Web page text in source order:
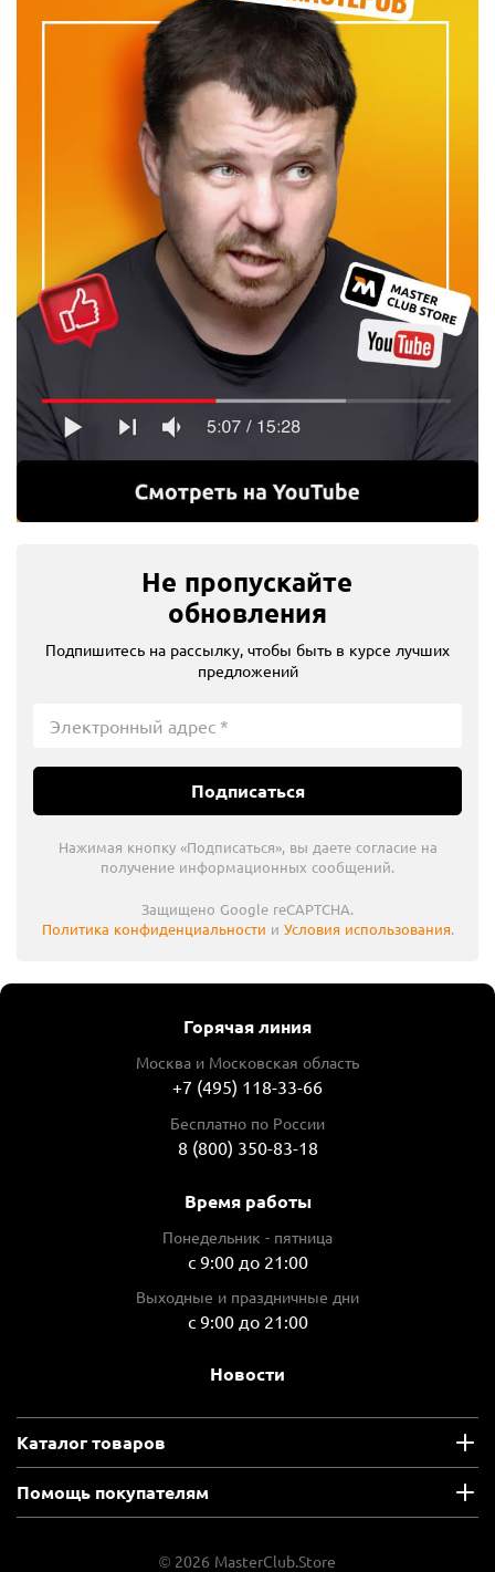
Не пропускайте
обновления
Подпишитесь на рассылку, чтобы быть в курсе лучших
предложений
Подписаться
Нажимая кнопку «Подписаться», вы даете согласие на
получение информационных сообщений.
Защищено Google reCAPTCHA.
Политика конфиденциальности и Условия использования.
Горячая линия
Москва и Московская область
+7 (495) 118-33-66
Бесплатно по России
8 (800) 350-83-18
Время работы
Понедельник - пятница
с 9:00 до 21:00
Выходные и праздничные дни
с 9:00 до 21:00
Новости
Каталог товаров
Помощь покупателям
© 2026 MasterClub.Store